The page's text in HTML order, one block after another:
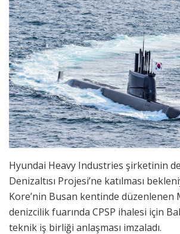
Hyundai Heavy Industries şirketinin
Denizaltısı Projesi’ne katılması
Kore’nin Busan kentinde düzenlenen
denizcilik fuarında CPSP ihalesi için
teknik iş birliği anlaşması imzaladı.